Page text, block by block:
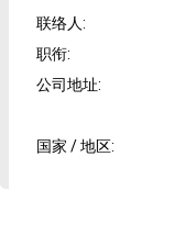
联络人:
职衔:
公司地址:
国家 / 地区: